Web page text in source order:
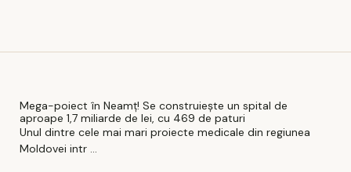
eroarea, să-și
și ceară scuze
public, după
cum tot public
Guvernul
CJUE. Alina
satisfacţie
uriaşă'
Mega-poiect în Neamț! Se construiește un spital de
aproape 1,7 miliarde de lei, cu 469 de paturi
Unul dintre cele mai mari proiecte medicale din regiunea
Moldovei intr ...